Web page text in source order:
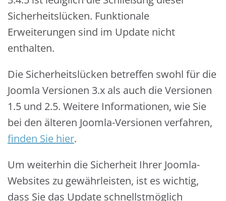
Sicherheitslücken. Funktionale
Erweiterungen sind im Update nicht
enthalten.
Die Sicherheitslücken betreffen swohl für die
Joomla Versionen 3.x als auch die Versionen
1.5 und 2.5. Weitere Informationen, wie Sie
bei den älteren Joomla-Versionen verfahren,
finden Sie hier.
Um weiterhin die Sicherheit Ihrer Joomla-
Websites zu gewährleisten, ist es wichtig,
dass Sie das Update schnellstmöglich